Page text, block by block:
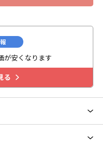
が安くなります
る